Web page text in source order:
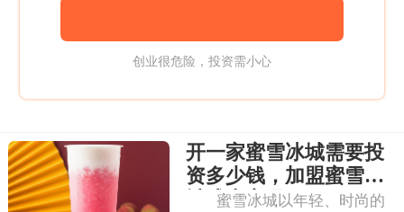
创业很危险，投资需小心
开一家蜜雪冰城需要投
资多少钱，加盟蜜雪冰
城成本高吗
蜜雪冰城以年轻、时尚的